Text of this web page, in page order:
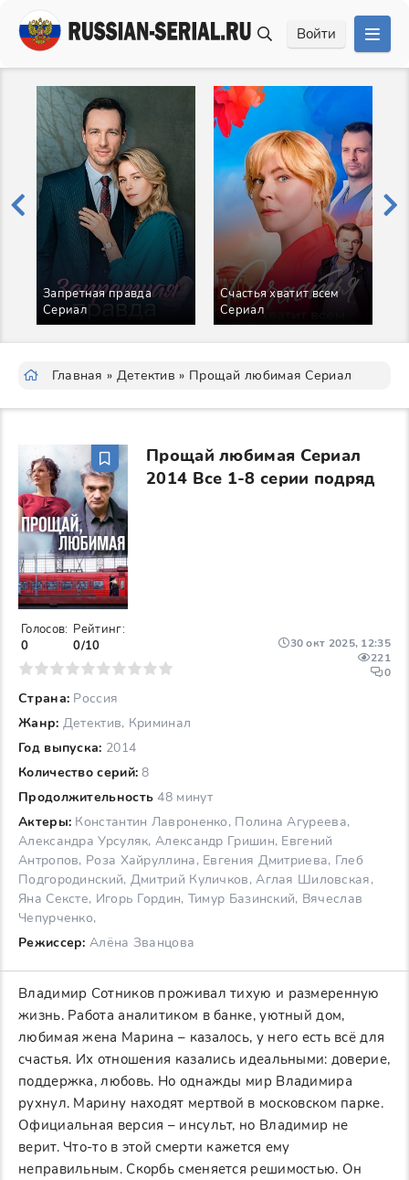
Войти
Запретная правда
Сериал
Счастья хватит всем
Сериал
Главная » Детектив » Прощай любимая Сериал
Прощай любимая Сериал
2014 Все 1-8 серии подряд
Страна: Россия
Жанр: Детектив, Криминал
Год выпуска: 2014
Количество серий: 8
Продолжительность 48 минут
Актеры: Константин Лавроненко, Полина Агуреева,
Александра Урсуляк, Александр Гришин, Евгений
Антропов, Роза Хайруллина, Евгения Дмитриева, Глеб
Подгородинский, Дмитрий Куличков, Аглая Шиловская,
Яна Сексте, Игорь Гордин, Тимур Базинский, Вячеслав
Чепурченко,
Режиссер: Алёна Званцова
30 окт 2025, 12:35
221
0
Голосов:
0
Рейтинг:
0/10
7 8 9 10
Владимир Сотников проживал тихую и размеренную
жизнь. Работа аналитиком в банке, уютный дом,
любимая жена Марина – казалось, у него есть всё для
счастья. Их отношения казались идеальными: доверие,
поддержка, любовь. Но однажды мир Владимира
рухнул. Марину находят мертвой в московском парке.
Официальная версия – инсульт, но Владимир не
верит. Что-то в этой смерти кажется ему
неправильным. Скорбь сменяется решимостью. Он